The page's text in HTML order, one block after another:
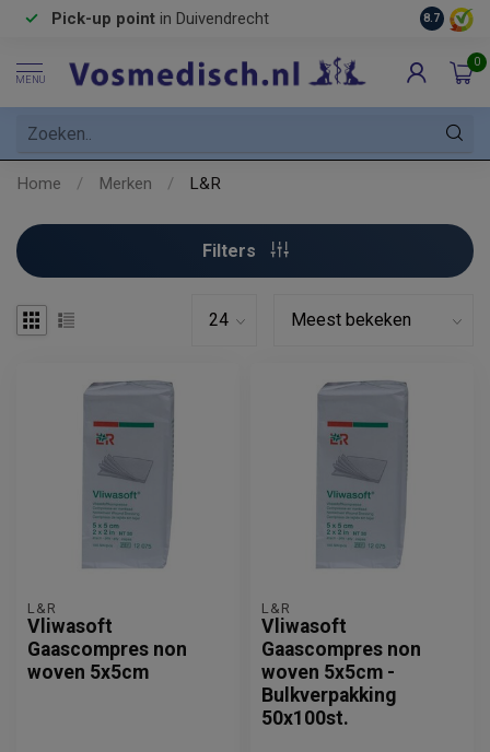
Pick-up point in Duivendrecht 8.7
MENU
0
Home / Merken / L&R
Filters
L&R
Vliwasoft
Gaascompres non
woven 5x5cm
L&R
Vliwasoft
Gaascompres non
woven 5x5cm -
Bulkverpakking
50x100st.